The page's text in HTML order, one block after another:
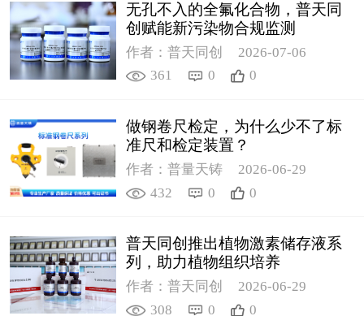
无孔不入的全氟化合物，普天同
创赋能新污染物合规监测
作者：普天同创
2026-07-06
361
0 0
做钢卷尺检定，为什么少不了标
准尺和检定装置？
作者：普量天铸
2026-06-29
432
0 0
普天同创推出植物激素储存液系
列，助力植物组织培养
作者：普天同创
2026-06-29
308
0 0